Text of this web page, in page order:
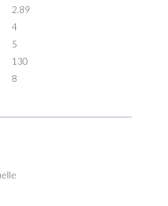
2.89
4
5
130
8